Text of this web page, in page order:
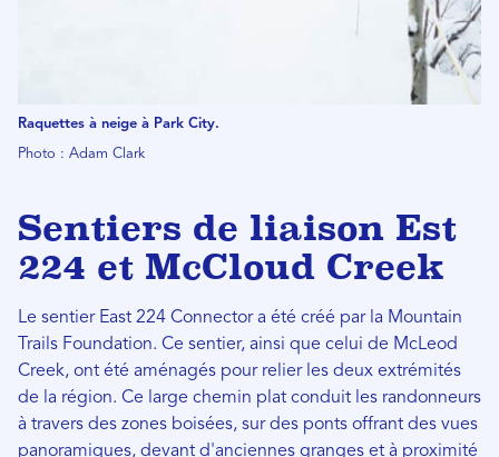
Raquettes à neige à Park City.
Photo : Adam Clark
Sentiers de liaison Est
224 et McCloud Creek
Le sentier East 224 Connector a été créé par la Mountain
Trails Foundation. Ce sentier, ainsi que celui de McLeod
Creek, ont été aménagés pour relier les deux extrémités
de la région. Ce large chemin plat conduit les randonneurs
à travers des zones boisées, sur des ponts offrant des vues
panoramiques, devant d'anciennes granges et à proximité